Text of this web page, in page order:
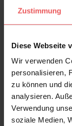
Zustimmung
Diese Webseite
Wir verwenden
personalisieren,
zu können und
analysieren.
Verwendung
soziale Medien,
Columbia
519,00 €